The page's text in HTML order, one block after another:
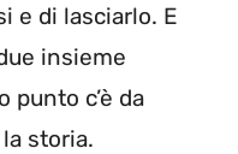
e di lasciarlo. E
insieme
punto c’è da
storia.